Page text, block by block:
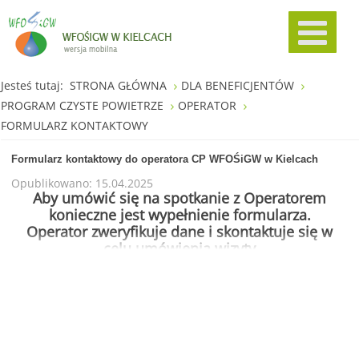
Jesteś tutaj: STRONA GŁÓWNA
DLA BENEFICJENTÓW
PROGRAM CZYSTE POWIETRZE
OPERATOR
FORMULARZ KONTAKTOWY
Formularz kontaktowy do operatora CP WFOŚiGW w Kielcach
Opublikowano: 15.04.2025
Aby umówić się na spotkanie z Operatorem
konieczne jest wypełnienie formularza.
Operator zweryfikuje dane i skontaktuje się w
celu umówienia wizyty